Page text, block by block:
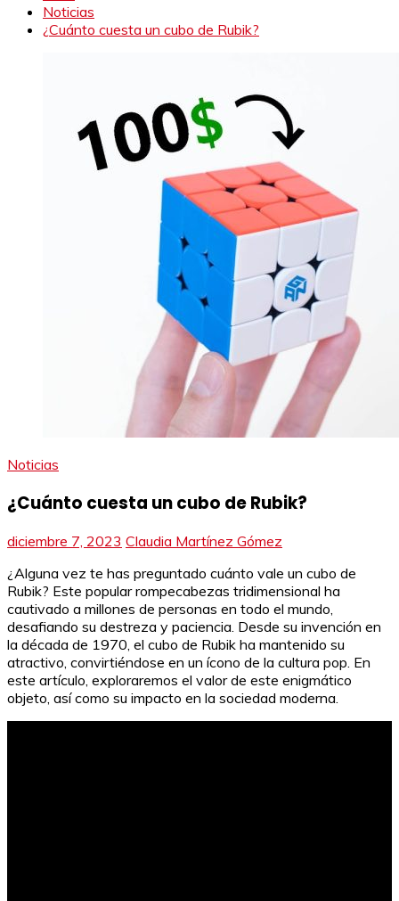
Noticias
¿Cuánto cuesta un cubo de Rubik?
Noticias
¿Cuánto cuesta un cubo de Rubik?
diciembre 7, 2023 Claudia Martínez Gómez
¿Alguna vez te has preguntado cuánto vale un cubo de
Rubik? Este popular rompecabezas tridimensional ha
cautivado a millones de personas en todo el mundo,
desafiando su destreza y paciencia. Desde su invención en
la década de 1970, el cubo de Rubik ha mantenido su
atractivo, convirtiéndose en un ícono de la cultura pop. En
este artículo, exploraremos el valor de este enigmático
objeto, así como su impacto en la sociedad moderna.